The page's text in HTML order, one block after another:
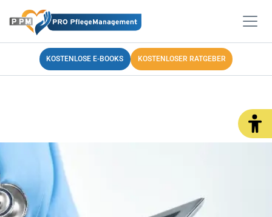
KOSTENLOSE E-BOOKS KOSTENLOSER RATGEBER